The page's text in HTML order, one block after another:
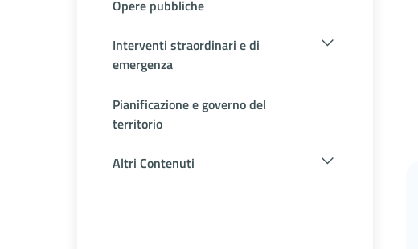
Opere pubbliche
Interventi straordinari e di
emergenza
Pianificazione e governo del
territorio
Altri Contenuti